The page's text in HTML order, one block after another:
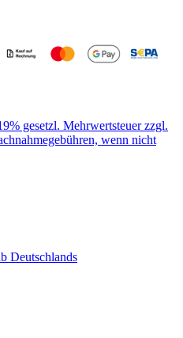
gesetzl. Mehrwertsteuer zzgl.
wenn nicht
Deutschlands